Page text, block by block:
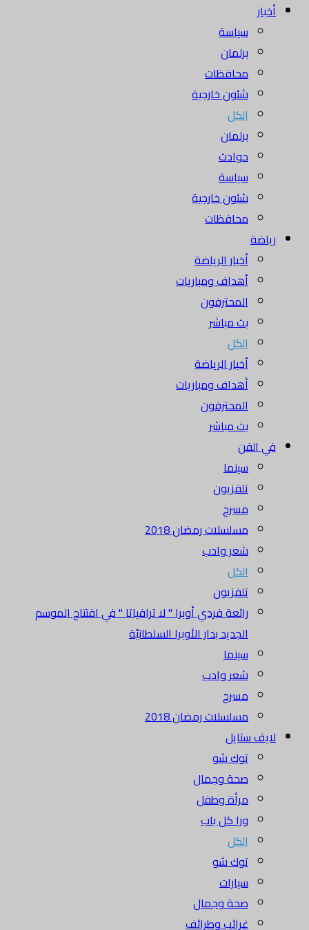
أخبار
سياسة
برلمان
محافظات
شئون خارجية
الكل
برلمان
حوادث
سياسة
شئون خارجية
محافظات
رياضة
أخبار الرياضة
أهداف ومباريات
المحترفون
بث مباشر
الكل
أخبار الرياضة
أهداف ومباريات
المحترفون
بث مباشر
في الفن
سينما
تلفزيون
مسرح
مسلسلات رمضان 2018
شعر وادب
الكل
تلفزيون
رائعة فردي أوبرا " لا ترافياتا " في افتتاح الموسم
الجديد بدار الأوبرا السلطانيّة
سينما
شعر وادب
مسرح
مسلسلات رمضان 2018
لايف ستايل
توك شو
صحة وجمال
مرأة وطفل
ورا كل باب
الكل
توك شو
سيارات
صحة وجمال
غرائب وطرائف